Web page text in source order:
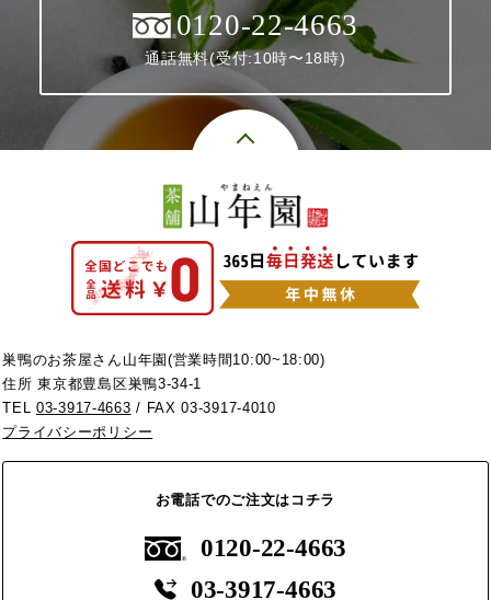
0120-22-4663
通話無料(受付:10時〜18時)
巣鴨のお茶屋さん山年園(営業時間10:00~18:00)
住所 東京都豊島区巣鴨3-34-1
TEL03-3917-4663 / FAX 03-3917-4010
プライバシーポリシー
お電話でのご注文はコチラ
0120-22-4663
03-3917-4663